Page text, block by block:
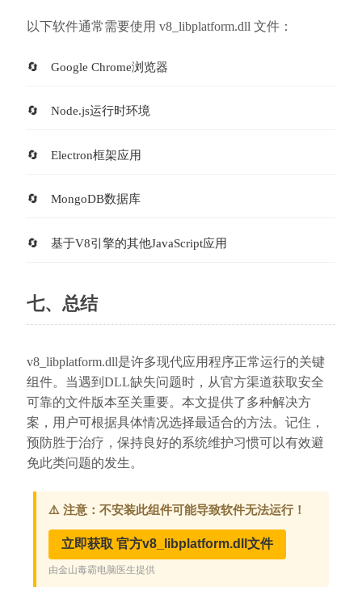
以下软件通常需要使用 v8_libplatform.dll 文件：
Google Chrome浏览器
Node.js运行时环境
Electron框架应用
MongoDB数据库
基于V8引擎的其他JavaScript应用
七、总结
v8_libplatform.dll是许多现代应用程序正常运行的关键
组件。当遇到DLL缺失问题时，从官方渠道获取安全
可靠的文件版本至关重要。本文提供了多种解决方
案，用户可根据具体情况选择最适合的方法。记住，
预防胜于治疗，保持良好的系统维护习惯可以有效避
免此类问题的发生。